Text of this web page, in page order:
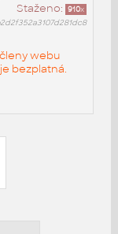
Staženo: 910x
webu
je bezplatná.